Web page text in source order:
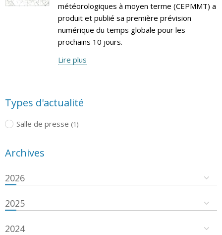
météorologiques à moyen terme (CEPMMT) a
produit et publié sa première prévision
numérique du temps globale pour les
prochains 10 jours.
Lire plus
Types d'actualité
Salle de presse (1)
Archives
2026
2025
2024